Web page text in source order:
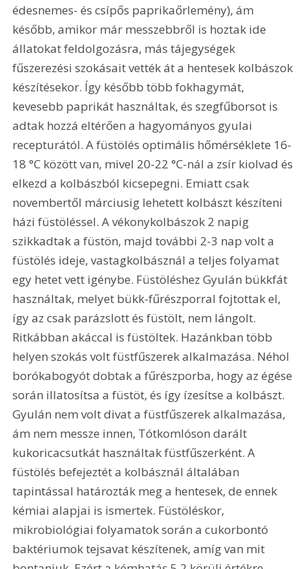
édesnemes- és csípős paprikaőrlemény), ám
később, amikor már messzebbről is hoztak ide
állatokat feldolgozásra, más tájegységek
fűszerezési szokásait vették át a hentesek kolbászok
készítésekor. Így később több fokhagymát,
kevesebb paprikát használtak, és szegfűborsot is
adtak hozzá eltérően a hagyományos gyulai
recepturától. A füstölés optimális hőmérséklete 16-
18 °C között van, mivel 20-22 °C-nál a zsír kiolvad és
elkezd a kolbászból kicsepegni. Emiatt csak
novembertől márciusig lehetett kolbászt készíteni
házi füstöléssel. A vékonykolbászok 2 napig
szikkadtak a füstön, majd további 2-3 nap volt a
füstölés ideje, vastagkolbásznál a teljes folyamat
egy hetet vett igénybe. Füstöléshez Gyulán bükkfát
használtak, melyet bükk-fűrészporral fojtottak el,
így az csak parázslott és füstölt, nem lángolt.
Ritkábban akáccal is füstöltek. Hazánkban több
helyen szokás volt füstfűszerek alkalmazása. Néhol
borókabogyót dobtak a fűrészporba, hogy az égése
során illatosítsa a füstöt, és így ízesítse a kolbászt.
Gyulán nem volt divat a füstfűszerek alkalmazása,
ám nem messze innen, Tótkomlóson darált
kukoricacsutkát használtak füstfűszerként. A
füstölés befejeztét a kolbásznál általában
tapintással határozták meg a hentesek, de ennek
kémiai alapjai is ismertek. Füstöléskor,
mikrobiológiai folyamatok során a cukorbontó
baktériumok tejsavat készítenek, amíg van mit